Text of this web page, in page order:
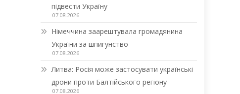
підвести Україну
07.08.2026
Німеччина заарештувала громадянина
України за шпигунство
07.08.2026
Литва: Росія може застосувати українські
дрони проти Балтійського регіону
07.08.2026